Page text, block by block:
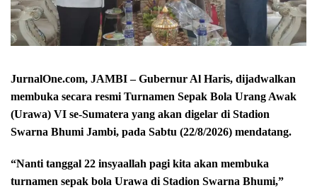
JurnalOne.com, JAMBI – Gubernur Al Haris, dijadwalkan
membuka secara resmi Turnamen Sepak Bola Urang Awak
(Urawa) VI se-Sumatera yang akan digelar di Stadion
Swarna Bhumi Jambi, pada Sabtu (22/8/2026) mendatang.
“Nanti tanggal 22 insyaallah pagi kita akan membuka
turnamen sepak bola Urawa di Stadion Swarna Bhumi,”